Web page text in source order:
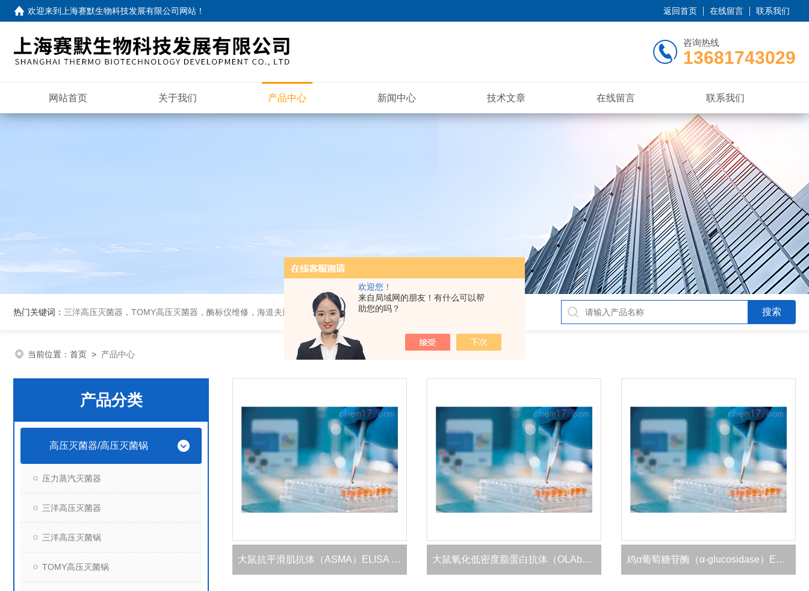
欢迎您！
来自局域网的朋友！有什么可以帮
助您的吗？
欢迎来到 上海赛默生物科技发展有限公司网站 ！ 返回首页 在线留言 联系我们
咨询热线
13681743029
网站首页 关于我们 产品中心 新闻中心 技术文章 在线留言 联系我们
热门关键词： 三洋高压灭菌器，TOMY高压灭菌器，酶标仪维修，海道夫旋转蒸发仪
当前位置： 首页 > 产品中心
产品分类
高压灭菌器/高压灭菌锅
压力蒸汽灭菌器
三洋高压灭菌器
三洋高压灭菌锅
TOMY高压灭菌锅
大鼠抗平滑肌抗体（ASMA）ELISA 试剂盒 大鼠氧化低密度脂蛋白抗体（OLAb）ELISA 试剂盒 鸡α葡萄糖苷酶（α-glucosidase）ELISA 试剂盒